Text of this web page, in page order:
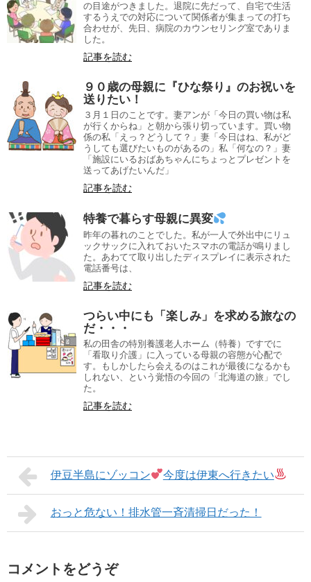
の目途がつきました。退院に先だって、自宅で生活
するうえでの対応について関係者が集まっての打ち
合わせが、先日、病院のカウンセリング室でありま
した。
記事を読む
９０歳の母親に『ひな祭り』のお祝いを
送りたい！
３月１日のことです。妻アンが「今日の買い物は私
が行くからね」と朝から張り切っています。買い物
係の私「えっ？どうして？」妻「今日はね、私がど
うしても選びたいものがあるの」私「何なの？」妻
「施設にいるおばあちゃんにちょっとプレゼントを
送ってあげたいんだ」
記事を読む
特養で暮らす母親に異変
昨年の暮れのことでした。私が一人で外出中にリュ
ックサックに入れておいたスマホの電話が鳴りまし
た。あわてて取り出したディスプレイに表示された
電話番号は、
記事を読む
つらい中にも「楽しみ」を求める旅なの
だ・・・
私の田舎の特別養護老人ホーム（特養）ですでに
「看取り介護」に入っている母親の容態が心配で
す。もしかしたら会えるのはこれが最後になるかも
しれない、という覚悟の今回の「北海道の旅」でし
た。
記事を読む
伊豆半島にゾッコン 今度は伊東へ行きたい
おっと危ない！排水管一斉清掃日だった！
コメントをどうぞ